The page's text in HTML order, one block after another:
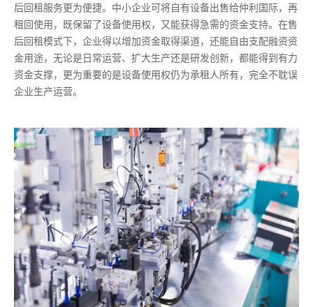
后回租服务更为便捷。中小企业可将自有设备出售给仲利国际，再
租回使用，既保留了设备使用权，又能获得急需的资金支持。在售
后回租模式下，企业得以增加资金取得渠道，还能自由支配融资资
金用途，无论是日常运营、扩大生产还是研发创新，都能得到有力
资金支撑，更为重要的是设备使用权仍为承租人所有，完全不耽误
企业生产运营。